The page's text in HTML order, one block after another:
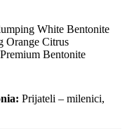
White Bentonite
Orange Citrus
Bentonite
Prijateli – milenici,